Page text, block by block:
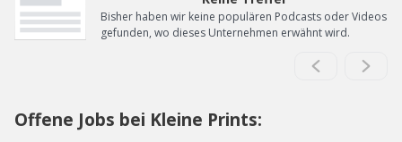
Bisher haben wir keine populären Podcasts oder Videos
gefunden, wo dieses Unternehmen erwähnt wird.
Offene Jobs bei Kleine Prints: